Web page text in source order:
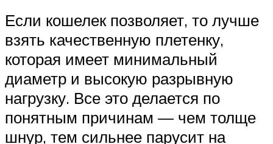
Если кошелек позволяет, то лучше
взять качественную плетенку,
которая имеет минимальный
диаметр и высокую разрывную
нагрузку. Все это делается по
понятным причинам — чем толще
шнур, тем сильнее парусит на